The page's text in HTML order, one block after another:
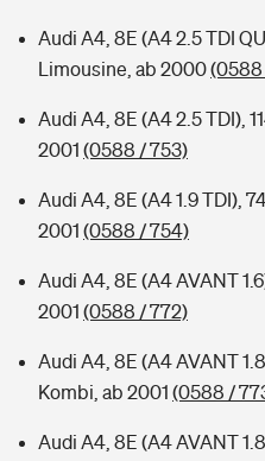
Audi A4, 8E (A4 2.5 TDI
Limousine, ab 2000(0588
Audi A4, 8E (A4 2.5 TDI),
2001 (0588 / 753)
Audi A4, 8E (A4 1.9 TDI),
2001 (0588 / 754)
Audi A4, 8E (A4 AVANT
2001 (0588 / 772)
Audi A4, 8E (A4 AVANT
Kombi, ab 2001 (0588 /
Audi A4, 8E (A4 AVANT